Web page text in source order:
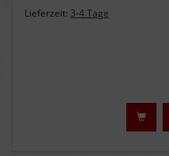
Lieferzeit: 3-4 Tage